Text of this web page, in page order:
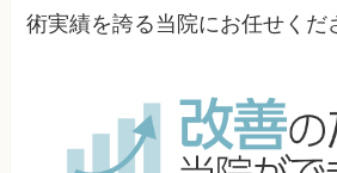
術実績を誇る当院にお任せくだ